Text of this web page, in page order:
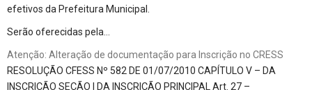
efetivos da Prefeitura Municipal.
Serão oferecidas pela…
Atenção: Alteração de documentação para Inscrição no CRESS
RESOLUÇÃO CFESS Nº 582 DE 01/07/2010 CAPÍTULO V – DA
INSCRIÇÃO SEÇÃO I DA INSCRIÇÃO PRINCIPAL Art. 27 –